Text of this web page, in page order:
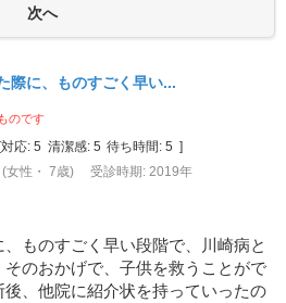
際に、ものすごく早い...
のです
[対応: 5 清潔感: 5 待ち時間: 5 ]
女性・ 7歳) 受診時期: 2019年
ものすごく早い段階で、川崎病と
のおかげで、子供を救うことがで
、他院に紹介状を持っていったの